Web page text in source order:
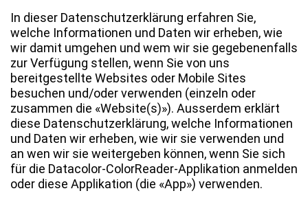
In dieser Datenschutzerklärung erfahren Sie,
welche Informationen und Daten wir erheben, wie
wir damit umgehen und wem wir sie gegebenenfalls
zur Verfügung stellen, wenn Sie von uns
bereitgestellte Websites oder Mobile Sites
besuchen und/oder verwenden (einzeln oder
zusammen die «Website(s)»). Ausserdem erklärt
diese Datenschutzerklärung, welche Informationen
und Daten wir erheben, wie wir sie verwenden und
an wen wir sie weitergeben können, wenn Sie sich
für die Datacolor-ColorReader-Applikation anmelden
oder diese Applikation (die «App») verwenden.